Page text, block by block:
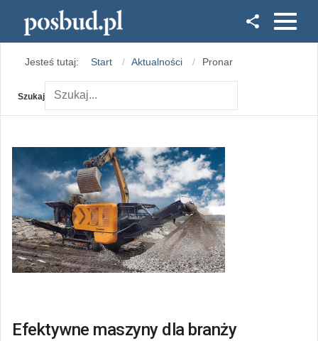
Instagram
Jesteś tutaj: Start Aktualności Pronar
Szukaj
Efektywne maszyny dla branży